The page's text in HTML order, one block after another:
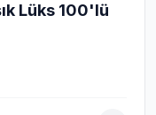
Lüks 100'lü